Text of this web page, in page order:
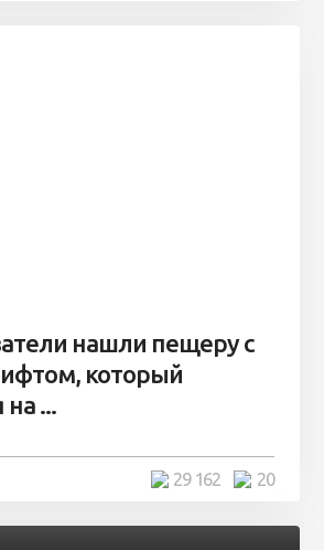
нашли пещеру с
который
на ...
20
29 162